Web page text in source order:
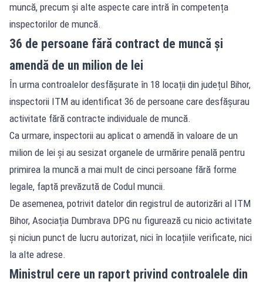
muncă, precum și alte aspecte care intră în competența
inspectorilor de muncă.
36 de persoane fără contract de muncă și
amendă de un milion de lei
În urma controalelor desfășurate în 18 locații din județul Bihor,
inspectorii ITM au identificat 36 de persoane care desfășurau
activitate fără contracte individuale de muncă.
Ca urmare, inspectorii au aplicat o amendă în valoare de un
milion de lei și au sesizat organele de urmărire penală pentru
primirea la muncă a mai mult de cinci persoane fără forme
legale, faptă prevăzută de Codul muncii.
De asemenea, potrivit datelor din registrul de autorizări al ITM
Bihor, Asociația Dumbrava DPG nu figurează cu nicio activitate
și niciun punct de lucru autorizat, nici în locațiile verificate, nici
la alte adrese.
Ministrul cere un raport privind controalele din